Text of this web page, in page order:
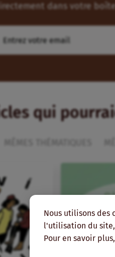
Nous utilisons des
l'utilisation du
Pour en savoir
dans votre boîte
qui